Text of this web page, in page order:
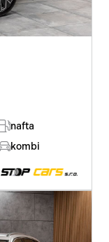
nafta
kombi